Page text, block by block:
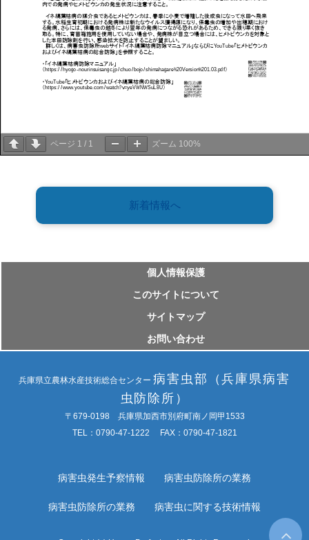
ページ 1 / 1 ズーム 100%
新着情報へ
個⼈情報保護
このサイトについて
サイトマップ
お問い合わせ
兵庫県立農林水産技術総合センター病害虫部（兵庫県病害
虫防除所）
〒679-0198 兵庫県加西市別府町南ノ岡甲1533
TEL：0790-47-1222 FAX：0790-47-1821
病害虫発生予察情報 病害虫防除所の業務
病害虫防除所の業務 病害虫に関する技術情報